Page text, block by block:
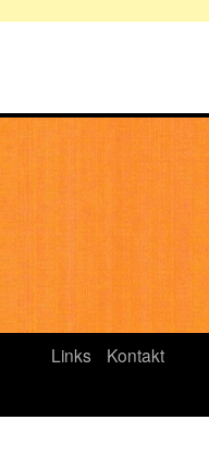
Links Kontakt